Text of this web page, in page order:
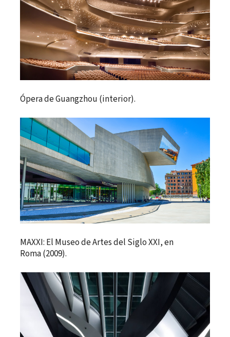
Ópera de Guangzhou (interior).
MAXXI: El Museo de Artes del Siglo XXI, en
Roma (2009).